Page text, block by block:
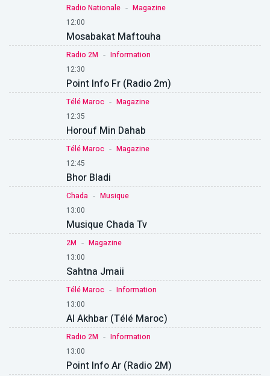
Radio Nationale - Magazine
12:00
Mosabakat Maftouha
Radio 2M - Information
12:30
Point Info Fr (Radio 2m)
Télé Maroc - Magazine
12:35
Horouf Min Dahab
Télé Maroc - Magazine
12:45
Bhor Bladi
Chada - Musique
13:00
Musique Chada Tv
2M - Magazine
13:00
Sahtna Jmaii
Télé Maroc - Information
13:00
Al Akhbar (Télé Maroc)
Radio 2M - Information
13:00
Point Info Ar (Radio 2M)